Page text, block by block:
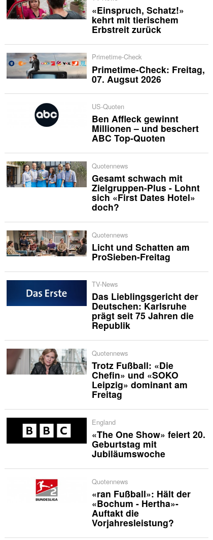
«Einspruch, Schatz!»
kehrt mit tierischem
Erbstreit zurück
Primetime-Check
Primetime-Check: Freitag,
07. Augsut 2026
US-Quoten
Ben Affleck gewinnt
Millionen – und beschert
ABC Top-Quoten
Quotennews
Gesamt schwach mit
Zielgruppen-Plus - Lohnt
sich «First Dates Hotel»
doch?
Quotennews
Licht und Schatten am
ProSieben-Freitag
TV-News
Das Lieblingsgericht der
Deutschen: Karlsruhe
prägt seit 75 Jahren die
Republik
Quotennews
Trotz Fußball: «Die
Chefin» und «SOKO
Leipzig» dominant am
Freitag
England
«The One Show» feiert 20.
Geburtstag mit
Jubiläumswoche
Quotennews
«ran Fußball»: Hält der
«Bochum - Hertha»-
Auftakt die
Vorjahresleistung?